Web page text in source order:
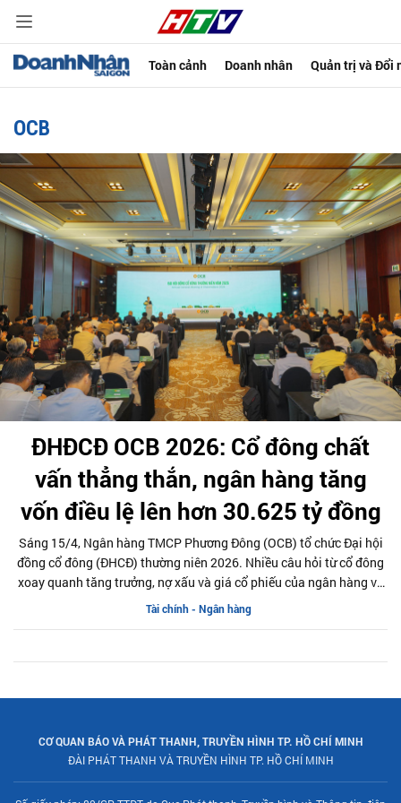
Toàn cảnh Doanh nhân Quản trị và Đổi
OCB
ĐHĐCĐ OCB 2026: Cổ đông chất
vấn thẳng thắn, ngân hàng tăng
vốn điều lệ lên hơn 30.625 tỷ đồng
Sáng 15/4, Ngân hàng TMCP Phương Đông (OCB) tổ chức Đại hội
đồng cổ đông (ĐHCĐ) thường niên 2026. Nhiều câu hỏi từ cổ đông
xoay quanh tăng trưởng, nợ xấu và giá cổ phiếu của ngân hàng và
Ban lãnh đạo OCB cũng chia sẻ định hướng rõ ràng cho giai đoạn
phát triển mới.
Tài chính - Ngân hàng
CƠ QUAN BÁO VÀ PHÁT THANH, TRUYỀN HÌNH TP. HỒ CHÍ MINH
ĐÀI PHÁT THANH VÀ TRUYỀN HÌNH TP. HỒ CHÍ MINH